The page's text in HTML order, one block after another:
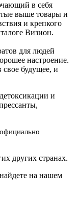
в себя
выше товары и
и крепкого
Визион.
для людей
настроение.
будущее, и
и
других странах.
на нашем